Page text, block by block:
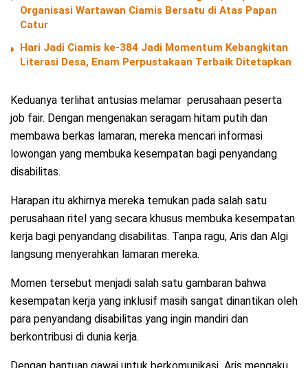
Organisasi Wartawan Ciamis Bersatu di Atas Papan
Catur
Hari Jadi Ciamis ke-384 Jadi Momentum Kebangkitan
Literasi Desa, Enam Perpustakaan Terbaik Ditetapkan
Keduanya terlihat antusias melamar perusahaan peserta
job fair. Dengan mengenakan seragam hitam putih dan
membawa berkas lamaran, mereka mencari informasi
lowongan yang membuka kesempatan bagi penyandang
disabilitas.
Harapan itu akhirnya mereka temukan pada salah satu
perusahaan ritel yang secara khusus membuka kesempatan
kerja bagi penyandang disabilitas. Tanpa ragu, Aris dan Algi
langsung menyerahkan lamaran mereka.
Momen tersebut menjadi salah satu gambaran bahwa
kesempatan kerja yang inklusif masih sangat dinantikan oleh
para penyandang disabilitas yang ingin mandiri dan
berkontribusi di dunia kerja.